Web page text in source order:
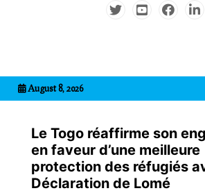
August 8, 2026
Le Togo réaffirme son
en faveur d’une meilleure
protection des réfugiés
Déclaration de Lomé